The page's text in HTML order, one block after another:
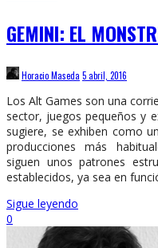
GEMINI: EL
Horacio Maseda 5 abril, 2016
Los Alt Games son una
sector, juegos pequeños y
sugiere, se exhiben como
producciones más
siguen unos patrones
establecidos, ya sea en
Sigue leyendo
0